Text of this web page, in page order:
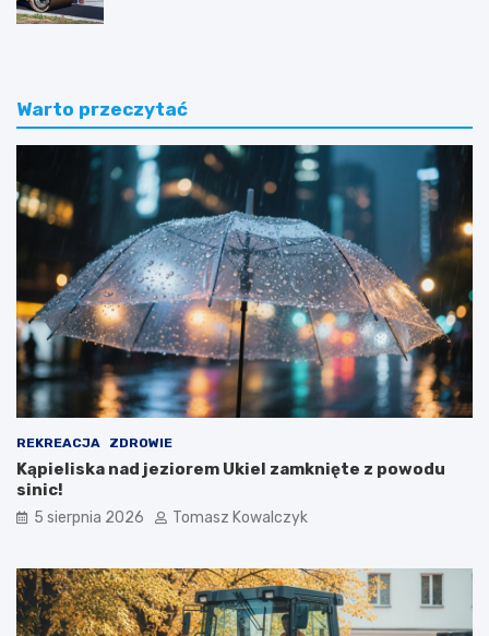
Warto przeczytać
REKREACJA ZDROWIE
Kąpieliska nad jeziorem Ukiel zamknięte z powodu
sinic!
5 sierpnia 2026 Tomasz Kowalczyk